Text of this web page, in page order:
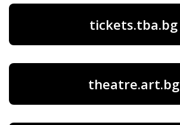
tickets.tba.bg
theatre.art.bg